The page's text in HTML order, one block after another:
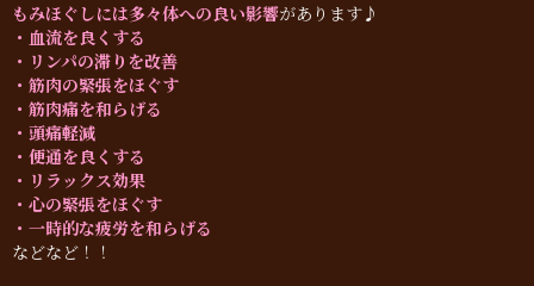
もみほぐしには多々体への良い影響があります♪
・血流を良くする
・リンパの滞りを改善
・筋肉の緊張をほぐす
・筋肉痛を和らげる
・頭痛軽減
・便通を良くする
・リラックス効果
・心の緊張をほぐす
・一時的な疲労を和らげる
などなど！！